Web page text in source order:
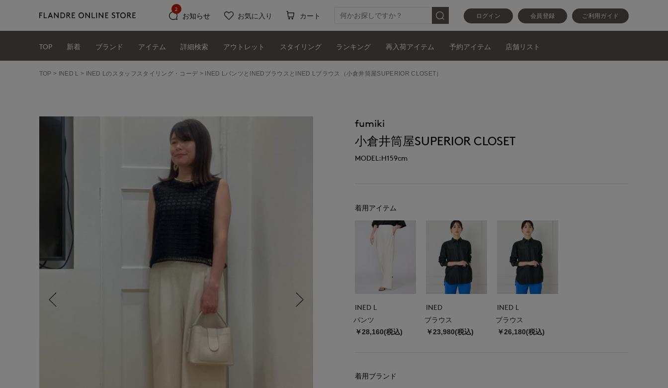
ログイン 会員登録 ご利用ガイド
お知らせ
2
お気に入り カート
TOP 新着 ブランド アイテム 詳細検索 アウトレット スタイリング ランキング 再入荷アイテム 予約アイテム 店舗リスト
TOP INED L INED Lのスタッフスタイリング・コーデ INED LパンツとINEDブラウスとINED Lブラウス（小倉井筒屋SUPERIOR CLOSET）
fumiki
小倉井筒屋SUPERIOR CLOSET
MODEL:H159cm
着用アイテム
INED L
パンツ
￥28,160(税込)
INED
ブラウス
￥23,980(税込)
INED L
ブラウス
￥26,180(税込)
着用ブランド